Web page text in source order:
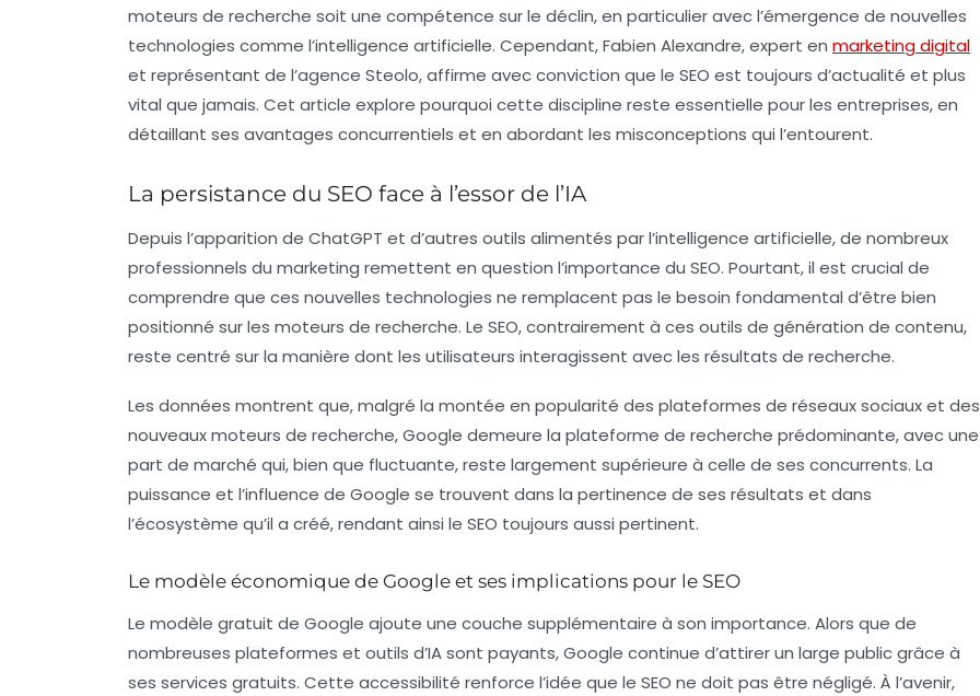
moteurs de recherche soit une compétence sur le déclin, en particulier avec l’émergence de nouvelles
technologies comme l’intelligence artificielle. Cependant, Fabien Alexandre, expert en marketing digital
et représentant de l’agence Steolo, affirme avec conviction que le SEO est toujours d’actualité et plus
vital que jamais. Cet article explore pourquoi cette discipline reste essentielle pour les entreprises, en
détaillant ses avantages concurrentiels et en abordant les misconceptions qui l’entourent.
La persistance du SEO face à l’essor de l’IA
Depuis l’apparition de ChatGPT et d’autres outils alimentés par l’intelligence artificielle, de nombreux
professionnels du marketing remettent en question l’importance du SEO. Pourtant, il est crucial de
comprendre que ces nouvelles technologies ne remplacent pas le besoin fondamental d’être bien
positionné sur les moteurs de recherche. Le SEO, contrairement à ces outils de génération de contenu,
reste centré sur la manière dont les utilisateurs interagissent avec les résultats de recherche.
Les données montrent que, malgré la montée en popularité des plateformes de réseaux sociaux et des
nouveaux moteurs de recherche, Google demeure la plateforme de recherche prédominante, avec une
part de marché qui, bien que fluctuante, reste largement supérieure à celle de ses concurrents. La
puissance et l’influence de Google se trouvent dans la pertinence de ses résultats et dans
l’écosystème qu’il a créé, rendant ainsi le SEO toujours aussi pertinent.
Le modèle économique de Google et ses implications pour le SEO
Le modèle gratuit de Google ajoute une couche supplémentaire à son importance. Alors que de
nombreuses plateformes et outils d’IA sont payants, Google continue d’attirer un large public grâce à
ses services gratuits. Cette accessibilité renforce l’idée que le SEO ne doit pas être négligé. À l’avenir,